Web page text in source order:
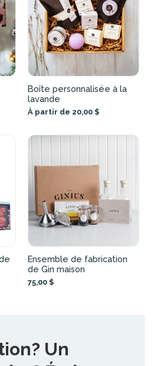
Boîte personnalisée à la
lavande
À partir de 20,00 $
Ensemble de fabrication
de Gin maison
75,00 $
Un